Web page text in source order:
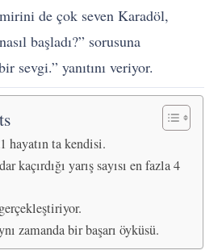
de çok seven Karadöl,
başladı?” sorusuna
sevgi.” yanıtını veriyor.
hayatın ta kendisi.
kaçırdığı yarış sayısı en fazla 4
zamanda bir başarı öyküsü.